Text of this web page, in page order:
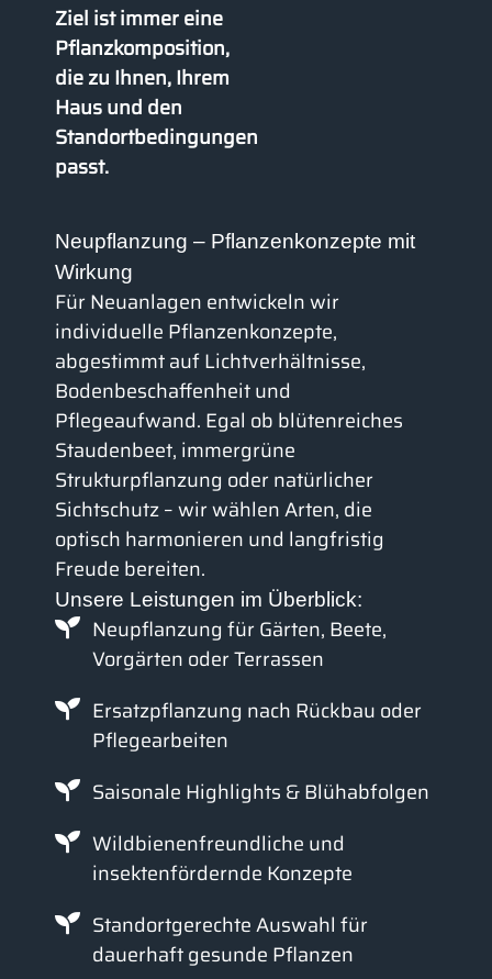
Ziel ist immer eine
Pflanzkomposition,
die zu Ihnen, Ihrem
Haus und den
Standortbedingungen
passt.
Neupflanzung – Pflanzenkonzepte mit
Wirkung
Für Neuanlagen entwickeln wir
individuelle Pflanzenkonzepte,
abgestimmt auf Lichtverhältnisse,
Bodenbeschaffenheit und
Pflegeaufwand. Egal ob blütenreiches
Staudenbeet, immergrüne
Strukturpflanzung oder natürlicher
Sichtschutz – wir wählen Arten, die
optisch harmonieren und langfristig
Freude bereiten.
Unsere Leistungen im Überblick:
Neupflanzung für Gärten, Beete,
Vorgärten oder Terrassen
Ersatzpflanzung nach Rückbau oder
Pflegearbeiten
Saisonale Highlights & Blühabfolgen
Wildbienenfreundliche und
insektenfördernde Konzepte
Standortgerechte Auswahl für
dauerhaft gesunde Pflanzen